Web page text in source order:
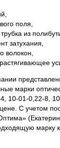
поля,
из
затухания,
волокон,
марки
10-01-0,22-8,
С учетом
марку